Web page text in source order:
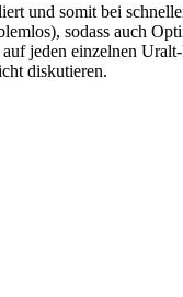
und somit bei
sodass auch
jeden einzelnen
diskutieren.